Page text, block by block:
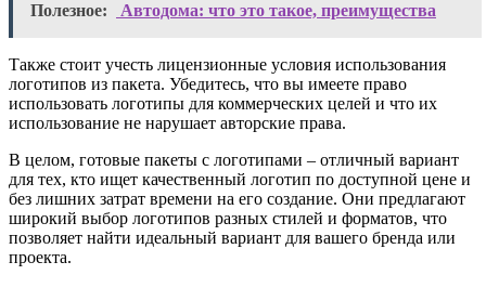
Полезное: Автодома: что это такое, преимущества
Также стоит учесть лицензионные условия использования
логотипов из пакета. Убедитесь, что вы имеете право
использовать логотипы для коммерческих целей и что их
использование не нарушает авторские права.
В целом, готовые пакеты с логотипами – отличный вариант
для тех, кто ищет качественный логотип по доступной цене и
без лишних затрат времени на его создание. Они предлагают
широкий выбор логотипов разных стилей и форматов, что
позволяет найти идеальный вариант для вашего бренда или
проекта.